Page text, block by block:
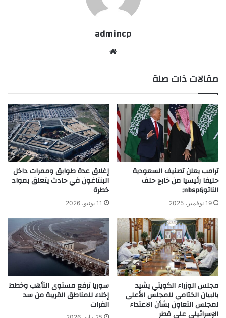
admincp
مقالات ذات صلة
ترامب يعلن تصنيف السعودية
حليفا رئيسيا من خارج حلف
الناتو&nbsp;
19 نوفمبر، 2025
إغلاق عدة طوابق وممرات داخل
البنتاغون في حادث يتعلق بمواد
خطرة
11 يونيو، 2026
مجلس الوزراء الكويتي يشيد
بالبيان الختامي للمجلس الأعلى
لمجلس التعاون بشأن الاعتداء
الإسرائيلي على قطر
سوريا ترفع مستوى التأهب وخطط
إخلاء للمناطق القريبة من سد
الفرات